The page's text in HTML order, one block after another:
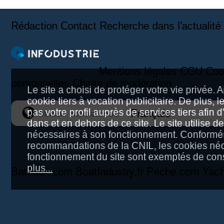
Le site a choisi de protéger votre vie privée.
cookie tiers à vocation publicitaire. De plus,
pas votre profil auprès de services tiers afin
dans et en dehors de ce site. Le site utilise
nécessaires à son fonctionnement.
recommandations de la CNIL, les cookies
fonctionnement du site sont exemptés de
plus...
Rédaction Contact Recherche dans l'actualité
Mentions légales CGU
personnelles
Charte de modération
Version internationale
Bateaux.com